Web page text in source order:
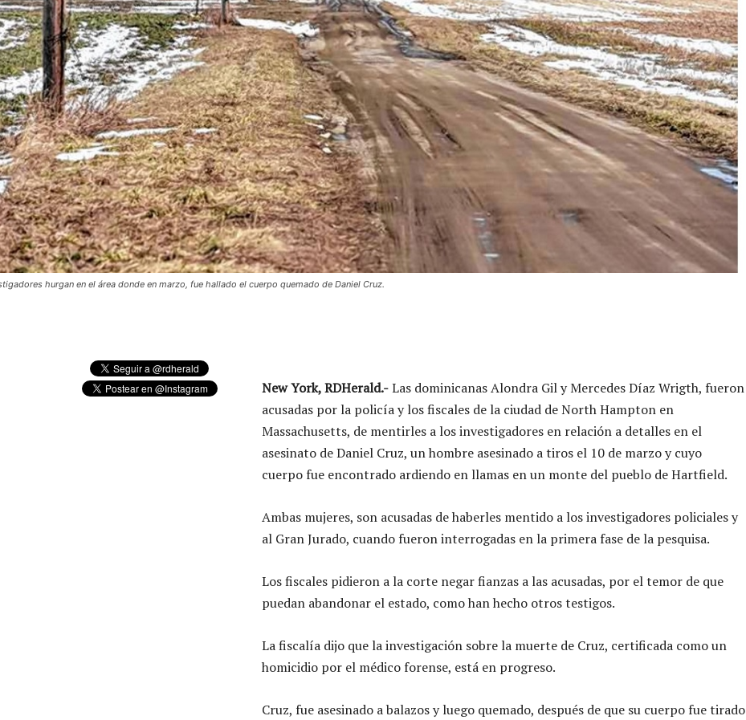
hurgan en el área donde en marzo, fue hallado el cuerpo quemado de Daniel Cruz.
New York, RDHerald.-Las dominicanas Alondra Gil y Mercedes Díaz Wrigth, fueron
acusadas por la policía y los fiscales de la ciudad de North Hampton en
Massachusetts, de mentirles a los investigadores en relación a detalles en el
asesinato de Daniel Cruz, un hombre asesinado a tiros el 10 de marzo y cuyo
cuerpo fue encontrado ardiendo en llamas en un monte del pueblo de Hartfield.
Ambas mujeres, son acusadas de haberles mentido a los investigadores policiales y
al Gran Jurado, cuando fueron interrogadas en la primera fase de la pesquisa.
Los fiscales pidieron a la corte negar fianzas a las acusadas, por el temor de que
puedan abandonar el estado, como han hecho otros testigos.
La fiscalía dijo que la investigación sobre la muerte de Cruz, certificada como un
homicidio por el médico forense, está en progreso.
Cruz, fue asesinado a balazos y luego quemado, después de que su cuerpo fue tirado